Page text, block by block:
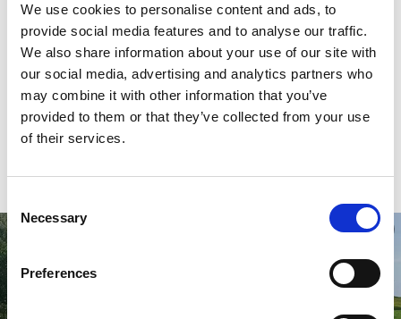
We use cookies to personalise content and ads, to
provide social media features and to analyse our traffic.
We also share information about your use of our site with
our social media, advertising and analytics partners who
may combine it with other information that you’ve
provided to them or that they’ve collected from your use
of their services.
Selection
Necessary
Preferences
LÆS MERE OG BESTIL
Tips til cykelture i Skaraborg!
Alle cykelturene starter i Falköping men du kan selvfølgelig
starte, hvor du vil på ruten. Nedenfor har vi udvalgt nogle af